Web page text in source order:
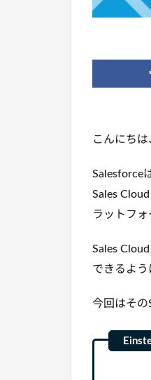
こんにち
Salesforce
Sales
ラットフォ
Sales
できるよう
今回はその